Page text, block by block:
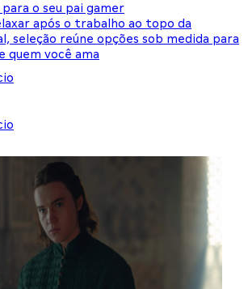
o seu pai gamer
após o trabalho ao topo da
seleção reúne opções sob medida para
quem você ama